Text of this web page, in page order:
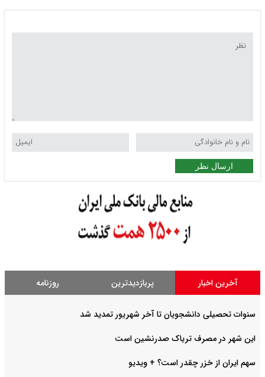
ارسال نظر
آخرین اخبار پربازدیدترین روزنامه
سنوات تحصیلی دانشجویان تا آخر شهریور تمدید شد
این شهر در مصرف تریاک صدرنشین است
سهم ایران از خزر چقدر است؟ + ویدیو